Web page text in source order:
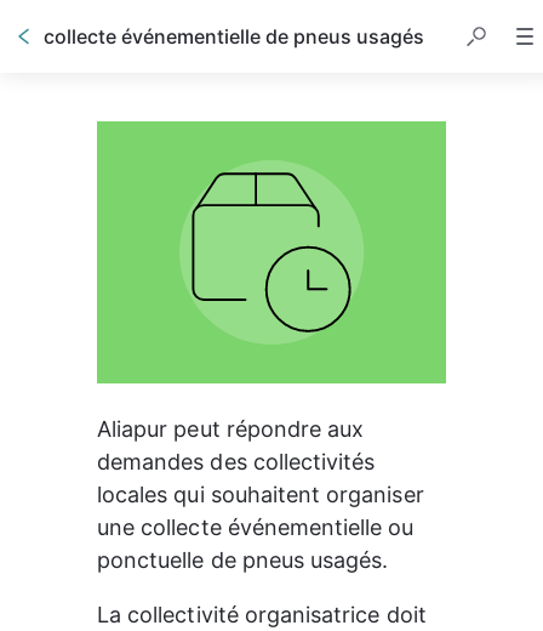
collecte événementielle de pneus usagés
Aliapur peut répondre aux
demandes des collectivités
locales qui souhaitent organiser
une collecte événementielle ou
ponctuelle de pneus usagés.
La collectivité organisatrice doit